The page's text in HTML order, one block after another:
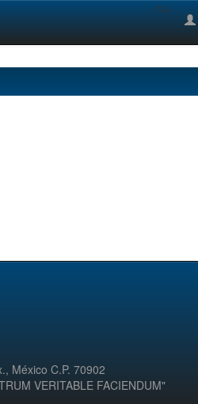
--%>
México C.P. 70902
VERITABLE FACIENDUM"